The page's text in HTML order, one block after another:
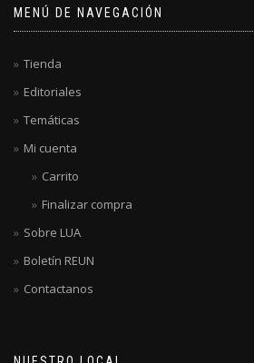
MENÚ DE NAVEGACIÓN
Tienda
Editoriales
Temáticas
Mi cuenta
Carrito
Finalizar compra
Sobre LUA
Boletín REUN
Contactanos